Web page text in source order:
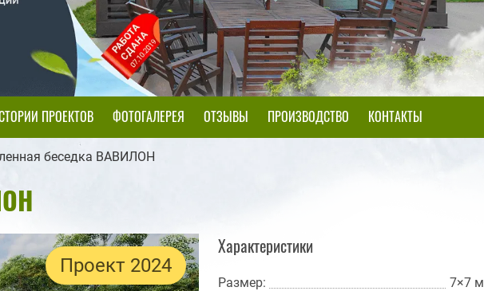
ПРОЕКТОВ ФОТОГАЛЕРЕЯ ОТЗЫВЫ ПРОИЗВОДСТВО КОНТАКТЫ
беседка ВАВИЛОН
Проект 2024
Характеристики
Размер:
7×7 м